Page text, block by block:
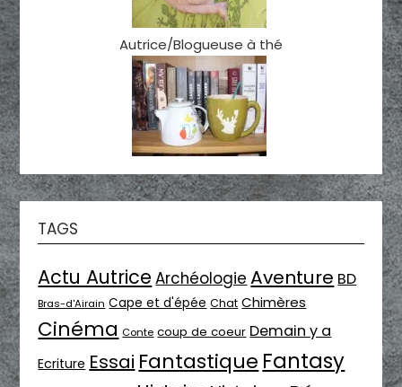
Autrice/Blogueuse à thé
TAGS
Actu Autrice Archéologie Aventure BD
Bras-d'Airain Cape et d'épée Chat Chimères
Cinéma Conte coup de coeur Demain y a
Ecriture Essai Fantastique Fantasy